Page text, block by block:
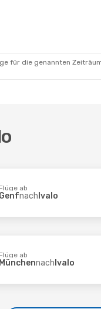
für die genannten
Flüge ab
Genfnach Ivalo
Flüge ab
Münchennach Ivalo